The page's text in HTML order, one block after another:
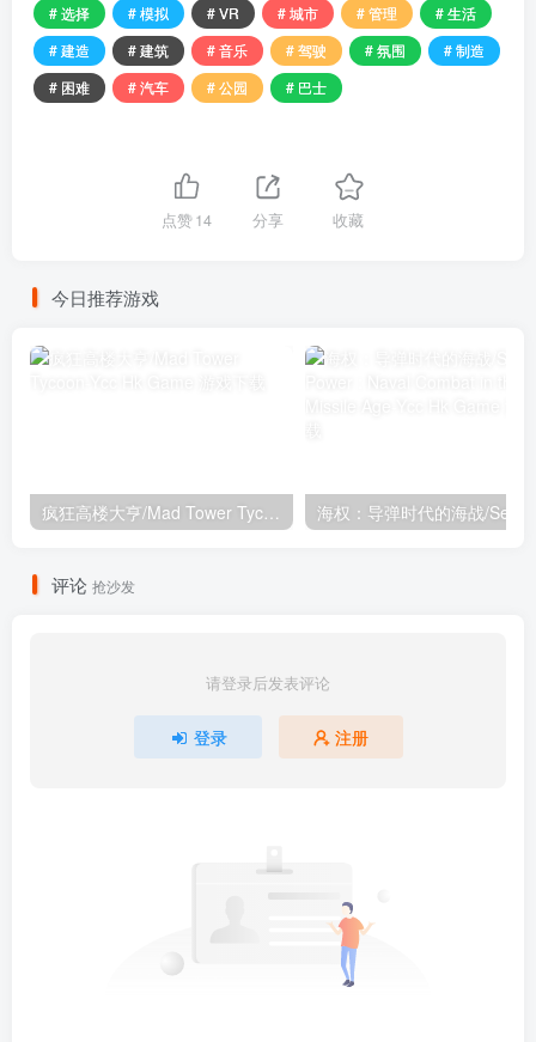
# 选择
# 模拟 # VR # 城市 # 管理
# 生活
# 建造
# 建筑 # 音乐 # 驾驶 # 氛围
# 制造
# 困难
# 汽车 # 公园 # 巴士
点赞14 分享 收藏
今日推荐游戏
疯狂高楼大亨/Mad Tower Tycoon
评论 抢沙发
请登录后发表评论
登录 注册